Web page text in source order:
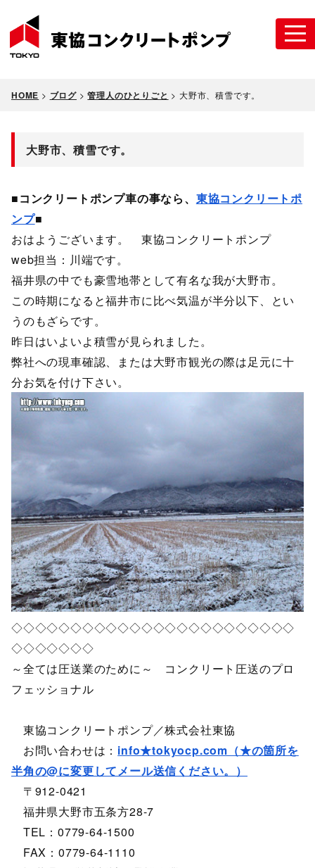
HOME > ブログ >管理人のひとりごと > 大野市、積雪です。
大野市、積雪です。
■コンクリートポンプ車の事なら、 東協コンクリートポ
ンプ■
おはようございます。 東協コンクリートポンプ
web担当：川端です。
福井県の中でも豪雪地帯として有名な我が大野市。
この時期になると福井市に比べ気温が半分以下、とい
うのもざらです。
昨日はいよいよ積雪が見られました。
弊社への現車確認、または大野市観光の際は足元に十
分お気を付け下さい。
◇◇◇◇◇◇◇◇◇◇◇◇◇◇◇◇◇◇◇◇◇◇◇◇
◇◇◇◇◇◇◇
～全ては圧送業のために～ コンクリート圧送のプロ
フェッショナル
東協コンクリートポンプ／株式会社東協
お問い合わせは： info★tokyocp.com（★の箇所を
半角の@に変更してメール送信ください。）
〒912-0421
福井県大野市五条方28-7
TEL：0779-64-1500
FAX：0779-64-1110